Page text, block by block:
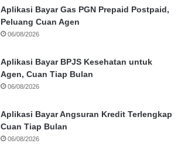
Aplikasi Bayar Gas PGN Prepaid Postpaid,
Peluang Cuan Agen
06/08/2026
Aplikasi Bayar BPJS Kesehatan untuk
Agen, Cuan Tiap Bulan
06/08/2026
Aplikasi Bayar Angsuran Kredit Terlengkap
Cuan Tiap Bulan
06/08/2026